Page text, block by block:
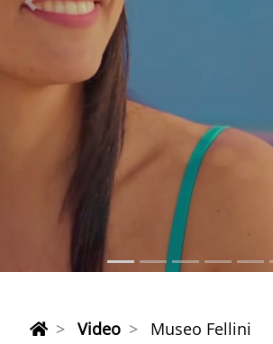
Precedente
Video Museo Fellini